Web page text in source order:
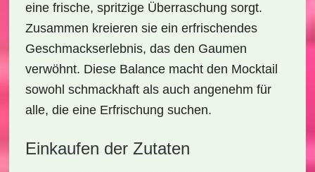
eine frische, spritzige Überraschung sorgt.
Zusammen kreieren sie ein erfrischendes
Geschmackserlebnis, das den Gaumen
verwöhnt. Diese Balance macht den Mocktail
sowohl schmackhaft als auch angenehm für
alle, die eine Erfrischung suchen.
Einkaufen der Zutaten